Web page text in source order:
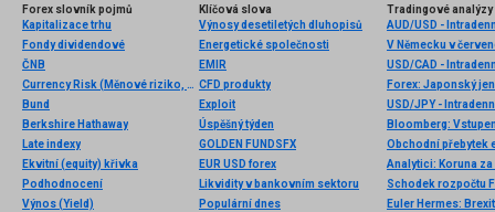
Forex slovník pojmů
Kapitalizace trhu
Fondy dividendové
ČNB
Currency Risk (Měnové riziko, kurzové riziko)
Bund
Berkshire Hathaway
Late indexy
Ekvitní (equity) křivka
Podhodnocení
Výnos (Yield)
Klíčová slova
Výnosy desetiletých dluhopisů
Energetické společnosti
EMIR
CFD produkty
Exploit
Úspěšný týden
GOLDEN FUNDSFX
EUR USD forex
Likvidity v bankovním sektoru
Populární dnes
Tradingové analýzy
AUD/USD -
USD/CAD -
Forex: Japonský
USD/JPY -
Obchodní přebytek
Analytici: Koruna
Schodek rozpočtu
Euler Hermes: